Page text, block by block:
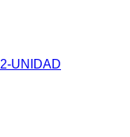
UNIDAD